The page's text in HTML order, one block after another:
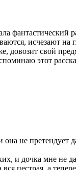
исчезают
довозит свой
этот
не претендует
и дочка мне не
вся пестрая, а